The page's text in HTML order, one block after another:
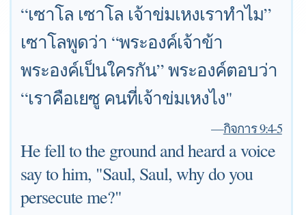
“เซาโล เซาโล เจ้าข่มเหงเราทำไม”
เซาโลพูดว่า “พระองค์เจ้าข้า
พระองค์เป็นใครกัน” พระองค์ตอบว่า
“เราคือเยซู คนที่เจ้าข่มเหงไง"
—กิจการ 9:4-5
He fell to the ground and heard a voice
say to him, "Saul, Saul, why do you
persecute me?"